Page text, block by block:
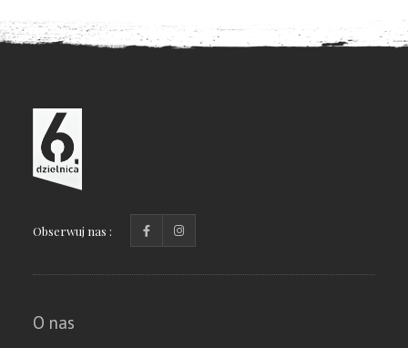
Obserwuj nas :
O nas